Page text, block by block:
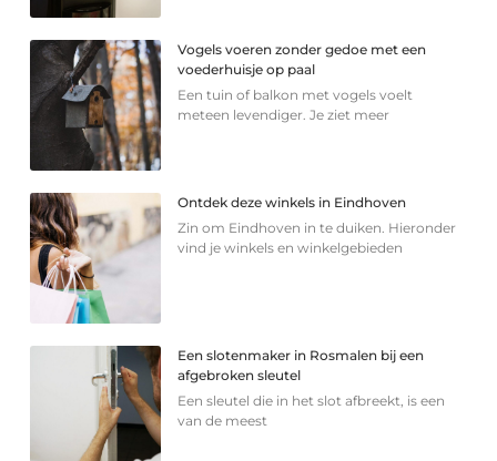
Vogels voeren zonder gedoe met een
voederhuisje op paal
Een tuin of balkon met vogels voelt
meteen levendiger. Je ziet meer
Ontdek deze winkels in Eindhoven
Zin om Eindhoven in te duiken. Hieronder
vind je winkels en winkelgebieden
Een slotenmaker in Rosmalen bij een
afgebroken sleutel
Een sleutel die in het slot afbreekt, is een
van de meest